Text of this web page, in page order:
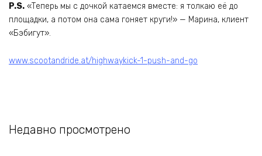
P.S. «Теперь мы с дочкой катаемся вместе: я толкаю её до
площадки, а потом она сама гоняет круги!» — Марина, клиент
«Бэбигут».
www.scootandride.at/highwaykick-1-push-and-go
Недавно просмотрено